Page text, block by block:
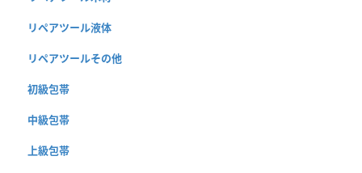
リペアツール液体
リペアツールその他
初級包帯
中級包帯
上級包帯